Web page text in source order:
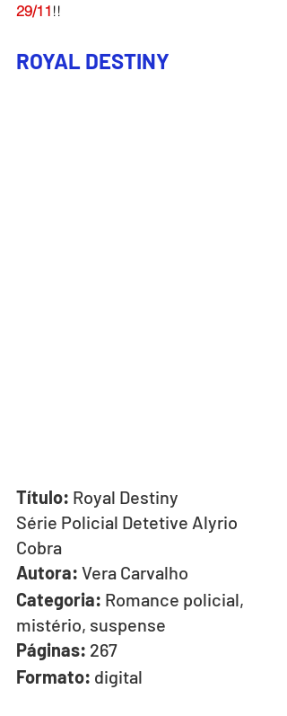
29/11 !!
ROYAL DESTINY
Título: Royal Destiny
Série Policial Detetive Alyrio
Cobra
Autora: Vera Carvalho
Categoria: Romance policial,
mistério, suspense
Páginas: 267
Formato: digital